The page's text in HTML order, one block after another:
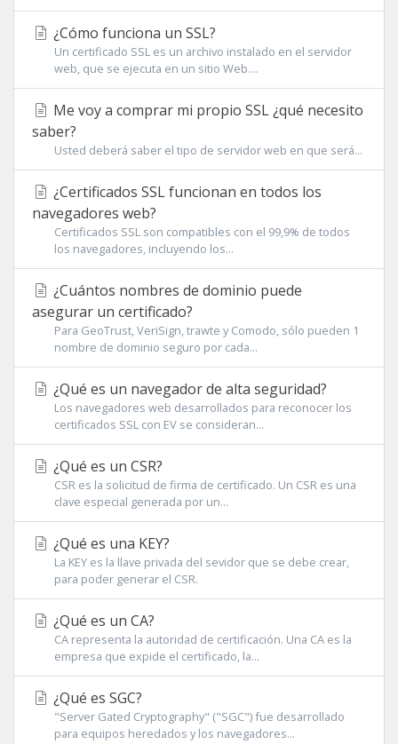
¿Cómo funciona un SSL?
Un certificado SSL es un archivo instalado en el servidor
web, que se ejecuta en un sitio Web....
Me voy a comprar mi propio SSL ¿qué necesito
saber?
Usted deberá saber el tipo de servidor web en que será...
¿Certificados SSL funcionan en todos los
navegadores web?
Certificados SSL son compatibles con el 99,9% de todos
los navegadores, incluyendo los...
¿Cuántos nombres de dominio puede
asegurar un certificado?
Para GeoTrust, VeriSign, trawte y Comodo, sólo pueden 1
nombre de dominio seguro por cada...
¿Qué es un navegador de alta seguridad?
Los navegadores web desarrollados para reconocer los
certificados SSL con EV se consideran...
¿Qué es un CSR?
CSR es la solicitud de firma de certificado. Un CSR es una
clave especial generada por un...
¿Qué es una KEY?
La KEY es la llave privada del sevidor que se debe crear,
para poder generar el CSR.
¿Qué es un CA?
CA representa la autoridad de certificación. Una CA es la
empresa que expide el certificado, la...
¿Qué es SGC?
"Server Gated Cryptography" ("SGC") fue desarrollado
para equipos heredados y los navegadores...